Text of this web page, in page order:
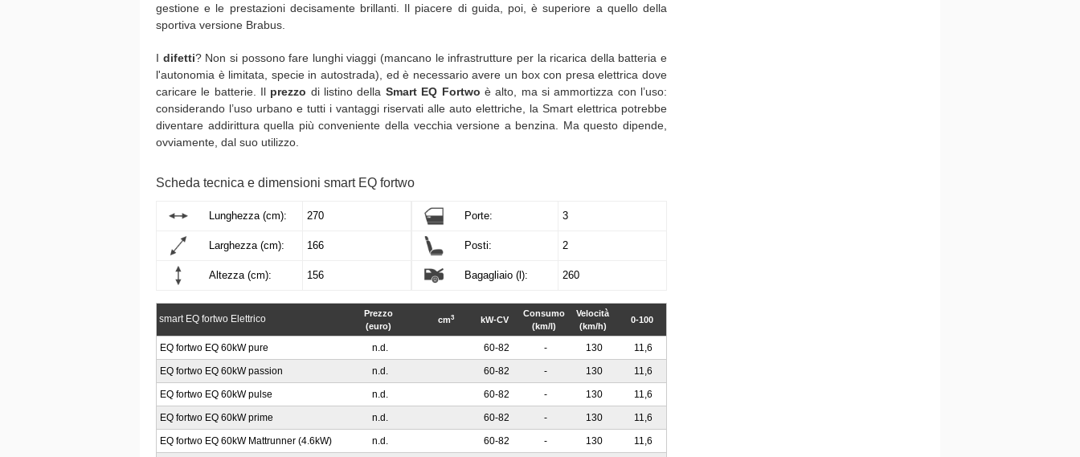
gestione e le prestazioni decisamente brillanti. Il piacere di guida, poi, è superiore a quello della
sportiva versione Brabus.
I difetti? Non si possono fare lunghi viaggi (mancano le infrastrutture per la ricarica della batteria e
l'autonomia è limitata, specie in autostrada), ed è necessario avere un box con presa elettrica dove
caricare le batterie. Il prezzo di listino della SmartEQ Fortwo è alto, ma si ammortizza con l’uso:
considerando l’uso urbano e tutti i vantaggi riservati alle auto elettriche, la Smart elettrica potrebbe
diventare addirittura quella più conveniente della vecchia versione a benzina. Ma questo dipende,
ovviamente, dal suo utilizzo.
Scheda tecnica e dimensioni smart EQ fortwo
Lunghezza (cm): 270
Larghezza (cm): 166
Altezza (cm): 156
Porte: 3
Posti: 2
Bagagliaio (l): 260
smart EQ fortwo Elettrico
Prezzo
(euro)
cm3 kW-CV
Consumo
(km/l)
Velocità
(km/h)
0-100
EQ fortwo EQ 60kW pure n.d. 60-82 - 130 11,6
EQ fortwo EQ 60kW passion n.d. 60-82 - 130 11,6
EQ fortwo EQ 60kW pulse n.d. 60-82 - 130 11,6
EQ fortwo EQ 60kW prime n.d. 60-82 - 130 11,6
EQ fortwo EQ 60kW Mattrunner (4.6kW) n.d. 60-82 - 130 11,6